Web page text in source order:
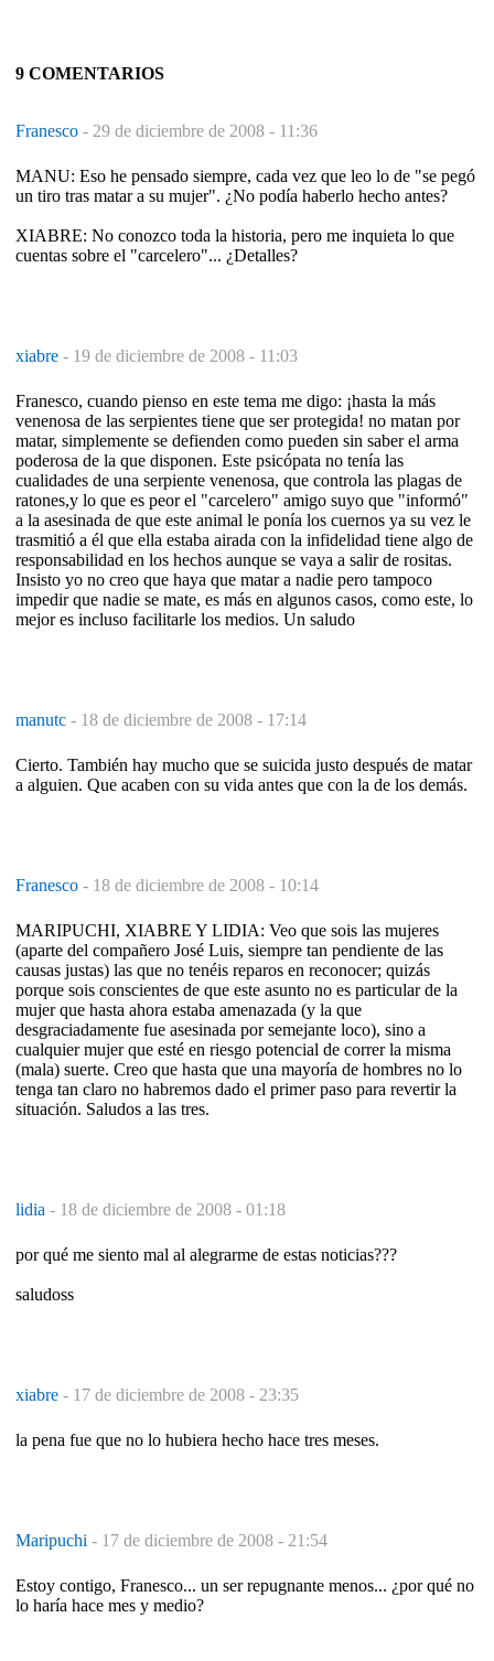
9 COMENTARIOS
Franesco - 29 de diciembre de 2008 - 11:36
MANU: Eso he pensado siempre, cada vez que leo lo de "se pegó
un tiro tras matar a su mujer". ¿No podía haberlo hecho antes?
XIABRE: No conozco toda la historia, pero me inquieta lo que
cuentas sobre el "carcelero"... ¿Detalles?
xiabre - 19 de diciembre de 2008 - 11:03
Franesco, cuando pienso en este tema me digo: ¡hasta la más
venenosa de las serpientes tiene que ser protegida! no matan por
matar, simplemente se defienden como pueden sin saber el arma
poderosa de la que disponen. Este psicópata no tenía las
cualidades de una serpiente venenosa, que controla las plagas de
ratones,y lo que es peor el "carcelero" amigo suyo que "informó"
a la asesinada de que este animal le ponía los cuernos ya su vez le
trasmitió a él que ella estaba airada con la infidelidad tiene algo de
responsabilidad en los hechos aunque se vaya a salir de rositas.
Insisto yo no creo que haya que matar a nadie pero tampoco
impedir que nadie se mate, es más en algunos casos, como este, lo
mejor es incluso facilitarle los medios. Un saludo
manutc - 18 de diciembre de 2008 - 17:14
Cierto. También hay mucho que se suicida justo después de matar
a alguien. Que acaben con su vida antes que con la de los demás.
Franesco - 18 de diciembre de 2008 - 10:14
MARIPUCHI, XIABRE Y LIDIA: Veo que sois las mujeres
(aparte del compañero José Luis, siempre tan pendiente de las
causas justas) las que no tenéis reparos en reconocer; quizás
porque sois conscientes de que este asunto no es particular de la
mujer que hasta ahora estaba amenazada (y la que
desgraciadamente fue asesinada por semejante loco), sino a
cualquier mujer que esté en riesgo potencial de correr la misma
(mala) suerte. Creo que hasta que una mayoría de hombres no lo
tenga tan claro no habremos dado el primer paso para revertir la
situación. Saludos a las tres.
lidia - 18 de diciembre de 2008 - 01:18
por qué me siento mal al alegrarme de estas noticias???
saludoss
xiabre - 17 de diciembre de 2008 - 23:35
la pena fue que no lo hubiera hecho hace tres meses.
Maripuchi - 17 de diciembre de 2008 - 21:54
Estoy contigo, Franesco... un ser repugnante menos... ¿por qué no
lo haría hace mes y medio?